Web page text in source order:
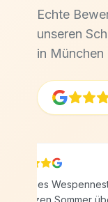
Echte
unseren
in München
Ein großes
ganzen Sommer